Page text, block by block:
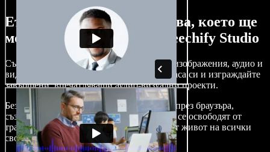
Ето само малка част от това, което ще
можете да правите със Speechify Studio
Създавайте дублажи, добавяйте стокови изображения, аудио и
видео без авторски права, клонирайте гласа си и изграждайте
завършени, впечатляващи аудио-визуални проекти.
Без крива на обучение и с достъп изцяло през браузъра,
създателите на съдържание вече могат да се освободят от
традиционните ограничения и да вдъхнат живот на всички
свои креативни идеи.